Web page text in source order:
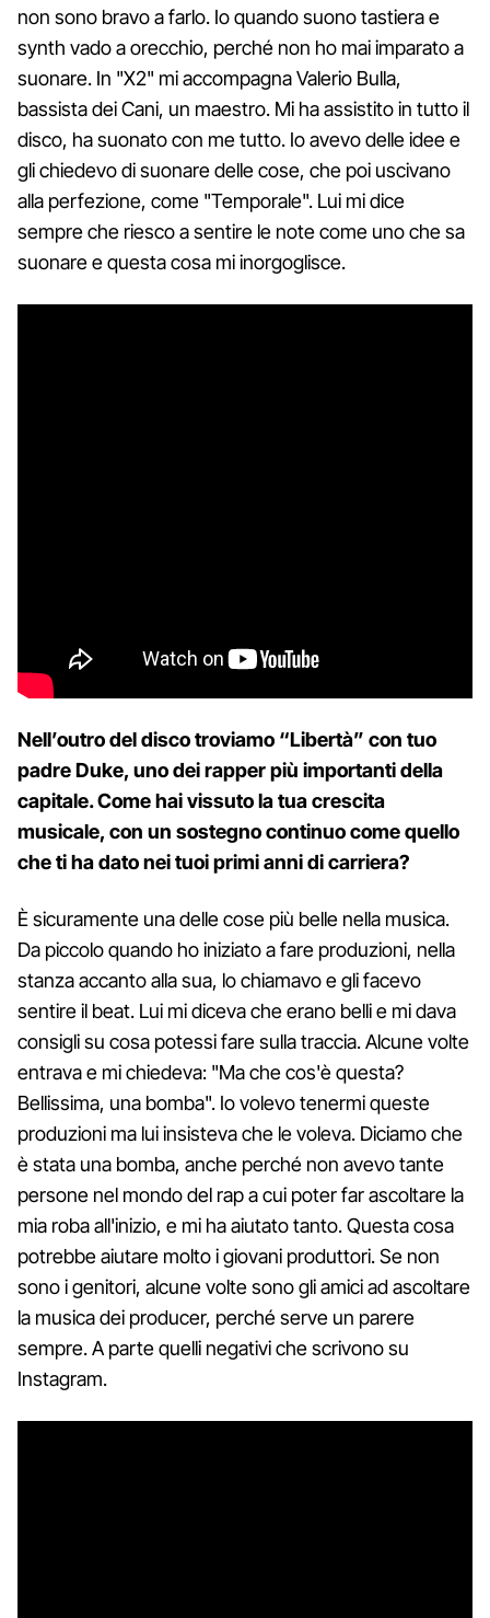
non sono bravo a farlo. Io quando suono tastiera e
synth vado a orecchio, perché non ho mai imparato a
suonare. In "X2" mi accompagna Valerio Bulla,
bassista dei Cani, un maestro. Mi ha assistito in tutto il
disco, ha suonato con me tutto. Io avevo delle idee e
gli chiedevo di suonare delle cose, che poi uscivano
alla perfezione, come "Temporale". Lui mi dice
sempre che riesco a sentire le note come uno che sa
suonare e questa cosa mi inorgoglisce.
Nell’outro del disco troviamo “Libertà” con tuo
padre Duke, uno dei rapper più importanti della
capitale. Come hai vissuto la tua crescita
musicale, con un sostegno continuo come quello
che ti ha dato nei tuoi primi anni di carriera?
È sicuramente una delle cose più belle nella musica.
Da piccolo quando ho iniziato a fare produzioni, nella
stanza accanto alla sua, lo chiamavo e gli facevo
sentire il beat. Lui mi diceva che erano belli e mi dava
consigli su cosa potessi fare sulla traccia. Alcune volte
entrava e mi chiedeva: "Ma che cos'è questa?
Bellissima, una bomba". Io volevo tenermi queste
produzioni ma lui insisteva che le voleva. Diciamo che
è stata una bomba, anche perché non avevo tante
persone nel mondo del rap a cui poter far ascoltare la
mia roba all'inizio, e mi ha aiutato tanto. Questa cosa
potrebbe aiutare molto i giovani produttori. Se non
sono i genitori, alcune volte sono gli amici ad ascoltare
la musica dei producer, perché serve un parere
sempre. A parte quelli negativi che scrivono su
Instagram.